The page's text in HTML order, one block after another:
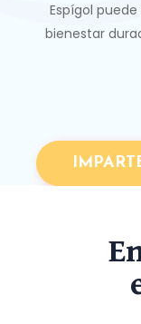
Espígol
bienestar